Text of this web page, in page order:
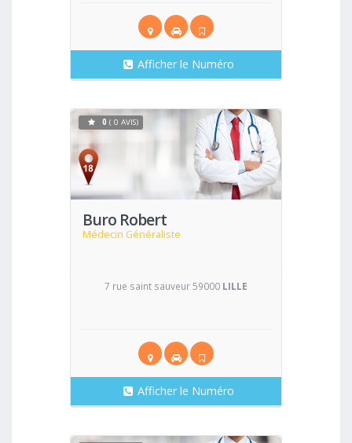
Afficher le Numéro
Buro Robert
Médecin Généraliste
Voir
0 ( 0 AVIS)
7 rue saint sauveur 59000 LILLE
Afficher le Numéro